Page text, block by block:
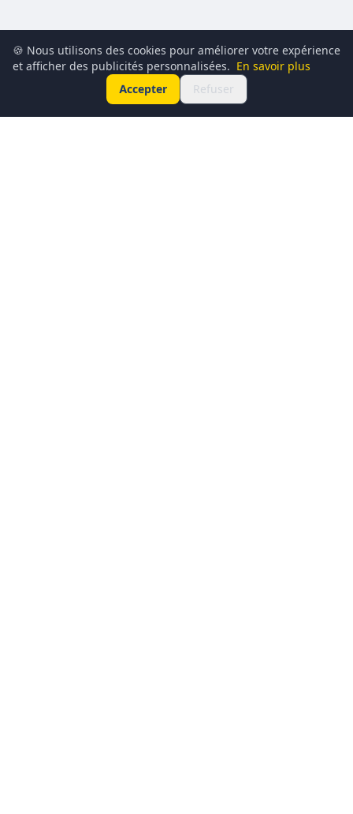
🍪 Nous utilisons des cookies pour améliorer votre expérience
et afficher des publicités personnalisées. En savoir plus
Accepter
Refuser